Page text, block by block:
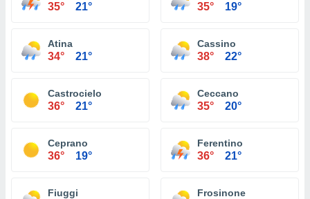
35° 21° 35° 19°
Atina
34° 21°
Cassino
38° 22°
Castrocielo
36° 21°
Ceccano
35° 20°
Ceprano
36° 19°
Ferentino
36° 21°
Fiuggi Frosinone